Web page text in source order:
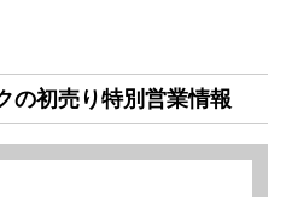
の初売り特別営業情報